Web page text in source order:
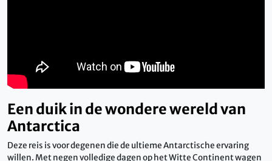
Een duik in de wondere wereld van
Antarctica
Deze reis is voor degenen die de ultieme Antarctische ervaring
willen. Met negen volledige dagen op het Witte Continent wagen